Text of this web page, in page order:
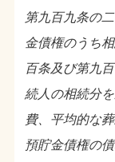
第九百九条の
金債権のうち
百条及び第九
続人の相続分
費、平均的な
預貯金債権の